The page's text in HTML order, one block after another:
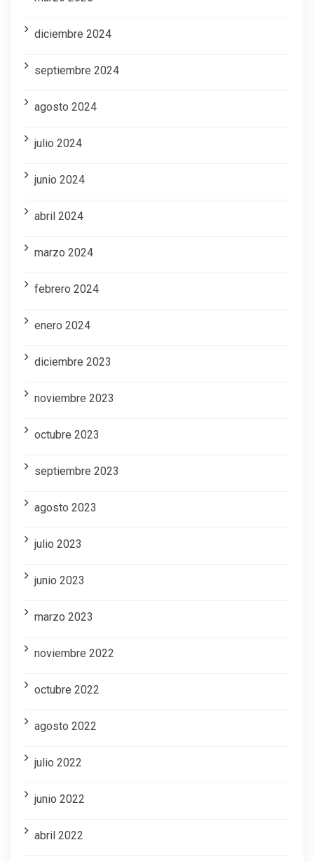
diciembre 2024
septiembre 2024
agosto 2024
julio 2024
junio 2024
abril 2024
marzo 2024
febrero 2024
enero 2024
diciembre 2023
noviembre 2023
octubre 2023
septiembre 2023
agosto 2023
julio 2023
junio 2023
marzo 2023
noviembre 2022
octubre 2022
agosto 2022
julio 2022
junio 2022
abril 2022